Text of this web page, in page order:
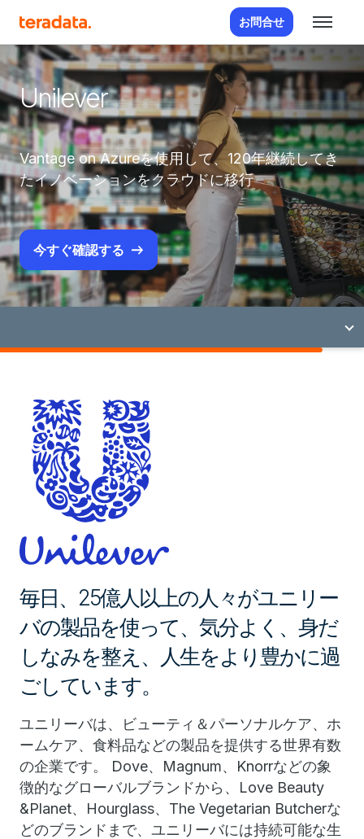
お問合せ
Unilever
Vantage on Azureを使用して、120年継続してき
たイノベーションをクラウドに移行
今すぐ確認する
毎日、25億人以上の人々がユニリー
バの製品を使って、気分よく、身だ
しなみを整え、人生をより豊かに過
ごしています。
ユニリーバは、ビューティ＆パーソナルケア、ホ
ームケア、食料品などの製品を提供する世界有数
の企業です。 Dove、Magnum、Knorrなどの象
徴的なグローバルブランドから、Love Beauty
&Planet、Hourglass、The Vegetarian Butcherな
どのブランドまで、ユニリーバには持続可能な生